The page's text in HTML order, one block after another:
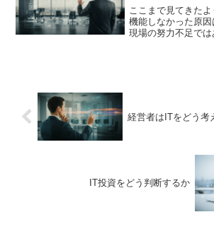
ここまで見てきた
機能しなかった原
現場の努力不足では
経営者はITをどう考
IT投資をどう判断するか